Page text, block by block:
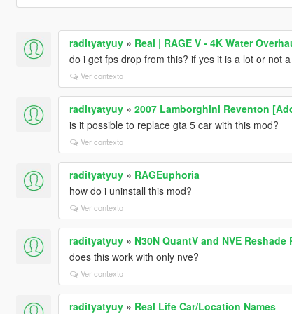
radityatyuy» Real | RAGE V - 4K Water
do i get fps drop from this? if yes it is a lot or not
Ver contexto
radityatyuy» 2007 Lamborghini Reventon
is it possible to replace gta 5 car with this mod?
Ver contexto
radityatyuy» RAGEuphoria
how do i uninstall this mod?
Ver contexto
radityatyuy» N30N QuantV and NVE
does this work with only nve?
Ver contexto
radityatyuy» Real Life Car/Location Names